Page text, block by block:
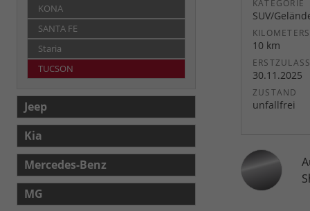
KATEGORIE
SUV/
10 km
30.11.2025
ZUSTAND
unfallfrei
KONA
SANTA FE
Staria
TUCSON
Jeep
Kia
Mercedes-Benz
MG